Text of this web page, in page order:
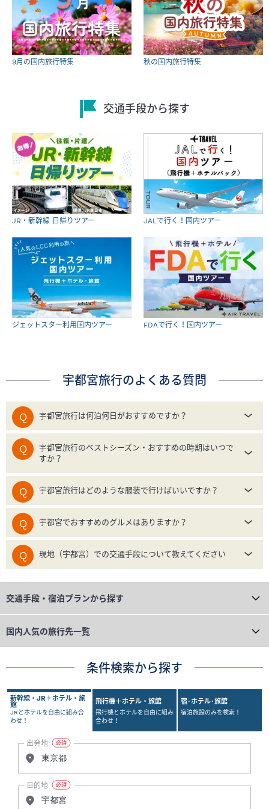
9月の国内旅行特集 秋の国内旅行特集
交通手段から探す
JR・新幹線 日帰りツアー JALで行く！国内ツアー
ジェットスター利用国内ツアー FDAで行く！国内ツアー
宇都宮旅行のよくある質問
宇都宮旅行は何泊何日がおすすめですか？
宇都宮旅行のベストシーズン・おすすめの時期はいつで
すか？
宇都宮旅行はどのような服装で行けばいいですか？
宇都宮でおすすめのグルメはありますか？
現地（宇都宮）での交通手段について教えてください
交通手段・宿泊プランから探す
国内人気の旅行先一覧
条件検索から探す
新幹線・JR＋ホテル・旅
館
JRとホテルを自由に組み合
わせ！
飛行機＋ホテル・旅館
飛行機とホテルを自由に組み
合わせ！
宿･ホテル･旅館
宿泊施設のみを検索！
出発地
目的地